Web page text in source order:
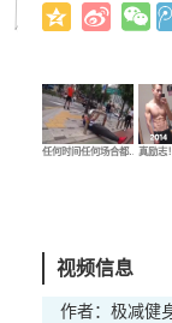
任何时间任何场合都… 真励志
视频信息
作者：极减健